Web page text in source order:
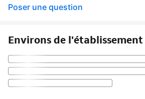
Poser une question
Environs de l'établissement